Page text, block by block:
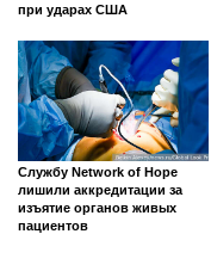
при ударах США
Службу Network of Hope
лишили аккредитации за
изъятие органов живых
пациентов